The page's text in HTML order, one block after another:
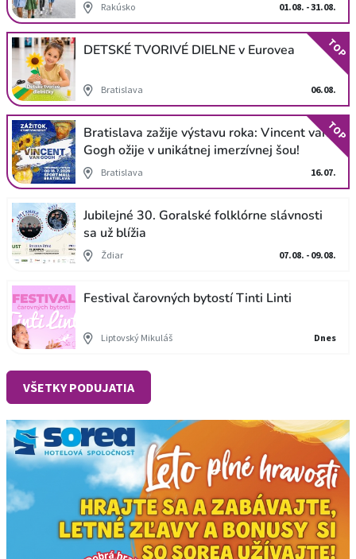
Rakúsko 01.08. - 31.08.
DETSKÉ TVORIVÉ DIELNE v Eurovea
Bratislava 06.08.
TOP
Bratislava zažije výstavu roka: Vincent van
Gogh ožije v unikátnej imerzívnej šou!
Bratislava 16.07.
TOP
Jubilejné 30. Goralské folklórne slávnosti
sa už blížia
Ždiar 07.08. - 09.08.
Festival čarovných bytostí Tinti Linti
Liptovský Mikuláš Dnes
VŠETKY PODUJATIA